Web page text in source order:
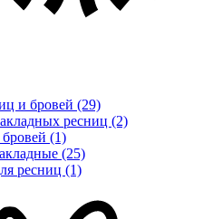
и бровей (29)
ресниц (2)
(1)
(25)
ресниц (1)